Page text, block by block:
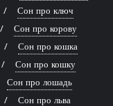
Сон про ключ
Сон про корову
Сон про кошка
Сон про кошку
Сон про лошадь
Сон про льва